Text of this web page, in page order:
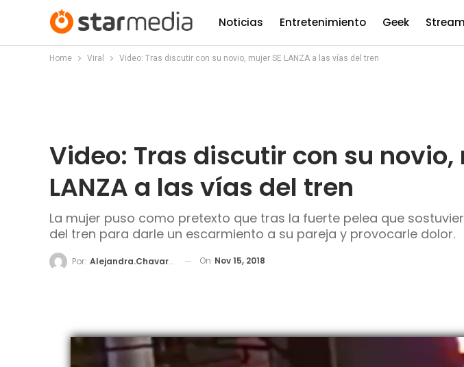
Noticias Entretenimiento Geek
Home Viral Video: Tras discutir con su novio, mujer SE LANZA a las vías del tren
Video: Tras discutir con su novio,
LANZA a las vías del tren
La mujer puso como pretexto que tras la fuerte pelea que
del tren para darle un escarmiento a su pareja y provocarle dolor.
Por: Alejandra.chavarria On Nov 15, 2018